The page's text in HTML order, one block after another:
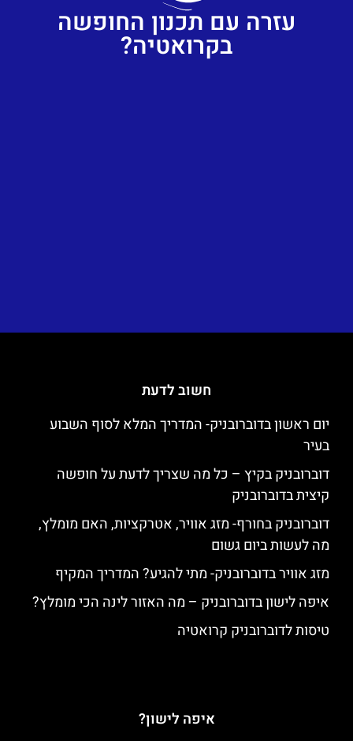
עזרה עם תכנון החופשה
בקרואטיה?
חשוב לדעת
יום ראשון בדוברובניק- המדריך המלא לסוף השבוע
בעיר
דוברובניק בקיץ – כל מה שצריך לדעת על חופשה
קיצית בדוברובניק
דוברובניק בחורף- מזג אוויר, אטרקציות, האם מומלץ,
מה לעשות ביום גשום
מזג אוויר בדוברובניק- מתי להגיע? המדריך המקיף
איפה לישון בדוברובניק – מה האזור לינה הכי מומלץ?
טיסות לדוברובניק קרואטיה
איפה לישון?